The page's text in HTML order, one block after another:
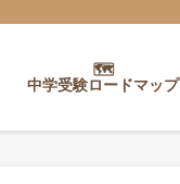
中学受験ロードマップ